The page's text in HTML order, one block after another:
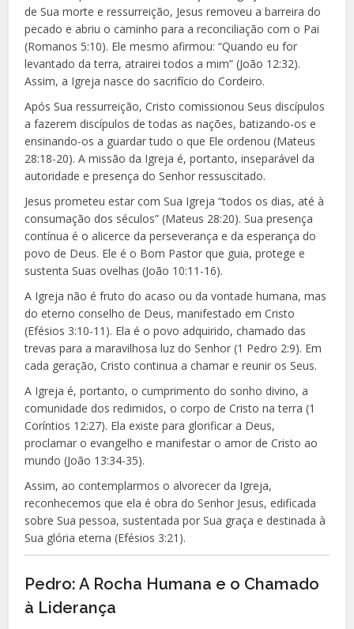
de Sua morte e ressurreição, Jesus removeu a barreira do
pecado e abriu o caminho para a reconciliação com o Pai
(Romanos 5:10). Ele mesmo afirmou: “Quando eu for
levantado da terra, atrairei todos a mim” (João 12:32).
Assim, a Igreja nasce do sacrifício do Cordeiro.
Após Sua ressurreição, Cristo comissionou Seus discípulos
a fazerem discípulos de todas as nações, batizando-os e
ensinando-os a guardar tudo o que Ele ordenou (Mateus
28:18-20). A missão da Igreja é, portanto, inseparável da
autoridade e presença do Senhor ressuscitado.
Jesus prometeu estar com Sua Igreja “todos os dias, até à
consumação dos séculos” (Mateus 28:20). Sua presença
contínua é o alicerce da perseverança e da esperança do
povo de Deus. Ele é o Bom Pastor que guia, protege e
sustenta Suas ovelhas (João 10:11-16).
A Igreja não é fruto do acaso ou da vontade humana, mas
do eterno conselho de Deus, manifestado em Cristo
(Efésios 3:10-11). Ela é o povo adquirido, chamado das
trevas para a maravilhosa luz do Senhor (1 Pedro 2:9). Em
cada geração, Cristo continua a chamar e reunir os Seus.
A Igreja é, portanto, o cumprimento do sonho divino, a
comunidade dos redimidos, o corpo de Cristo na terra (1
Coríntios 12:27). Ela existe para glorificar a Deus,
proclamar o evangelho e manifestar o amor de Cristo ao
mundo (João 13:34-35).
Assim, ao contemplarmos o alvorecer da Igreja,
reconhecemos que ela é obra do Senhor Jesus, edificada
sobre Sua pessoa, sustentada por Sua graça e destinada à
Sua glória eterna (Efésios 3:21).
Pedro: A Rocha Humana e o Chamado
à Liderança